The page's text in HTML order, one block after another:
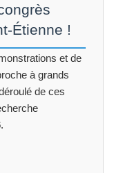
Étienne !
et de
à grands
de ces
.